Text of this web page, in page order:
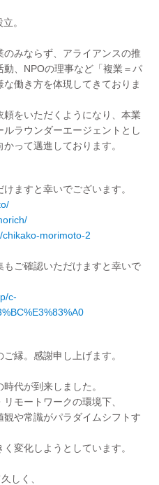
。
みならず、アライアンスの推
、NPOの理事など「複業＝パ
働き方を体現してきておりま
をいただくようになり、本業
ルラウンダーエージェントとし
って邁進しております。
morimoto-2
ご確認いただけますと幸いで
c-
縁。感謝申し上げます。
代が到来しました。
モートワークの環境下、
や常識がパラダイムシフトす
変化しようとしています。
しく、